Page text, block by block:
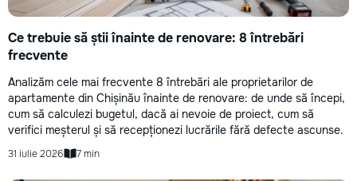
Ce trebuie să știi înainte de renovare: 8 întrebări
frecvente
Analizăm cele mai frecvente 8 întrebări ale proprietarilor de
apartamente din Chișinău înainte de renovare: de unde să începi,
cum să calculezi bugetul, dacă ai nevoie de proiect, cum să
verifici meșterul și să recepționezi lucrările fără defecte ascunse.
31 iulie 2026 7 min